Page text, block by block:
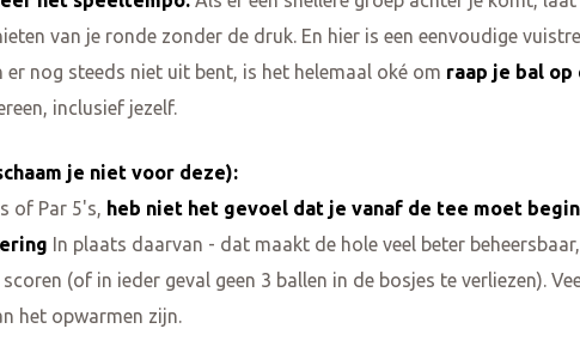
van je ronde zonder de druk. En hier is een eenvoudige
er nog steeds niet uit bent, is het helemaal oké om raap je bal op
inclusief jezelf.
je niet voor deze):
of Par 5's, heb niet het gevoel dat je vanaf de tee moet
In plaats daarvan - dat maakt de hole veel beter
(of in ieder geval geen 3 ballen in de bosjes te verliezen).
het opwarmen zijn.